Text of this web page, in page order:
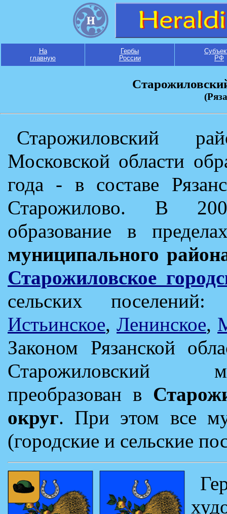
На
главную
Гербы
России
РФ
Старожиловский
Московской области
года - в составе
Старожилово. В
образование в
муниципального
Старожиловское
сельских
Истьинское, Ленинское,
Законом Рязанской
Старожиловский
преобразован в
округ. При этом все
(городские и сельские